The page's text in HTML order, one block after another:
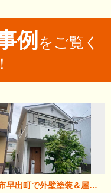
例 をご覧く
浜松市早出町で外壁塗装＆屋根カバー工法が完成！